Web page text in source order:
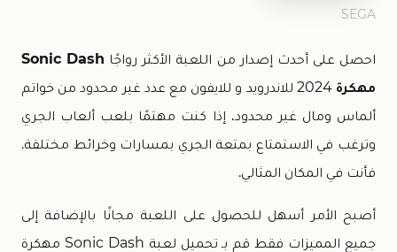
SEGA
احصل على أحدث إصدار من اللعبة الأكثر رواجًا Sonic Dash
مهكرة
2024 للاندرويد و للايفون مع عدد غير محدود من خواتم
ألماس ومال غير محدود، إذا كنت مهتمًا بلعب ألعاب الجري
وترغب في الاستمتاع بمتعة الجري بمسارات وخرائط مختلفة.
فأنت في المكان المثالي.
أصبح الأمر أسهل للحصول على اللعبة مجانًا بالإضافة إلى
جميع المميزات فقط قم بـ تحميل لعبة Sonic Dash مهكرة